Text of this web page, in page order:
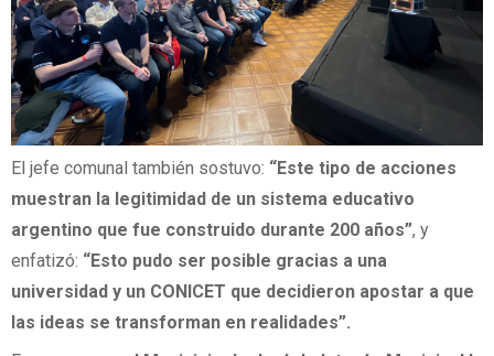
El jefe comunal también sostuvo: “Este tipo de acciones
muestran la legitimidad de un sistema educativo
argentino que fue construido durante 200 años”, y
enfatizó: “Esto pudo ser posible gracias a una
universidad y un CONICET que decidieron apostar a que
las ideas se transforman en realidades”.